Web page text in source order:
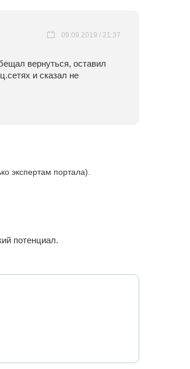
09.09.2019 / 21:37
вернуться, оставил
и сказал не
экспертам портала).
потенциал.